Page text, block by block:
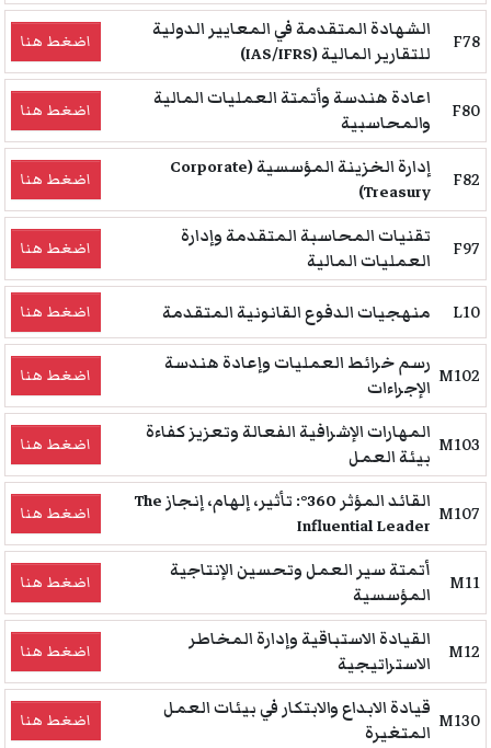
F78
الشهادة المتقدمة في المعايير الدولية
للتقارير المالية (IAS/IFRS)
اضغط هنا
F80
اعادة هندسة وأتمتة العمليات المالية
والمحاسبية
اضغط هنا
F82
إدارة الخزينة المؤسسية (Corporate
Treasury)
اضغط هنا
F97
تقنيات المحاسبة المتقدمة وإدارة
العمليات المالية
اضغط هنا
L10 منهجيات الدفوع القانونية المتقدمة اضغط هنا
M102 رسم خرائط العمليات وإعادة هندسة
الإجراءات
اضغط هنا
M103 المهارات الإشرافية الفعالة وتعزيز كفاءة
بيئة العمل
اضغط هنا
M107
القائد المؤثر 360°: تأثير، إلهام، إنجاز The
Influential Leader
اضغط هنا
M11
أتمتة سير العمل وتحسين الإنتاجية
المؤسسية
اضغط هنا
M12
القيادة الاستباقية وإدارة المخاطر
الاستراتيجية
اضغط هنا
M130 قيادة الابداع والابتكار في بيئات العمل
المتغيرة
اضغط هنا